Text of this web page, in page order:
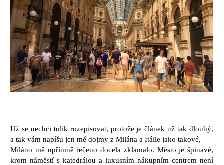
Už se nechci tolik rozepisovat, protože je článek už tak dlouhý,
a tak vám napíšu jen mé dojmy z Milána a Itálie jako takové,
Miláno mě upřímně řečeno docela zklamalo. Město je špinavé,
krom náměstí s katedrálou a luxusním nákupním centrem není